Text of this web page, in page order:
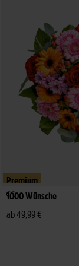
Premium
1000 Wünsche
ab 49,99 €